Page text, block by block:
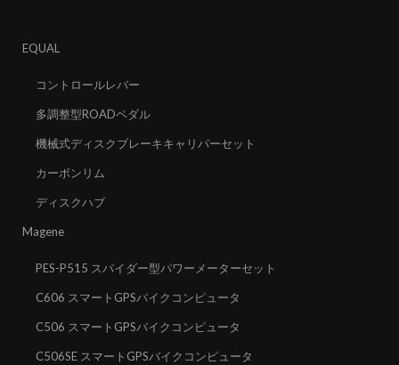
EQUAL
コントロールレバー
多調整型ROADペダル
機械式ディスクブレーキキャリパーセット
カーボンリム
ディスクハブ
Magene
PES-P515 スパイダー型パワーメーターセット
C606 スマートGPSバイクコンピュータ
C506 スマートGPSバイクコンピュータ
C506SE スマートGPSバイクコンピュータ